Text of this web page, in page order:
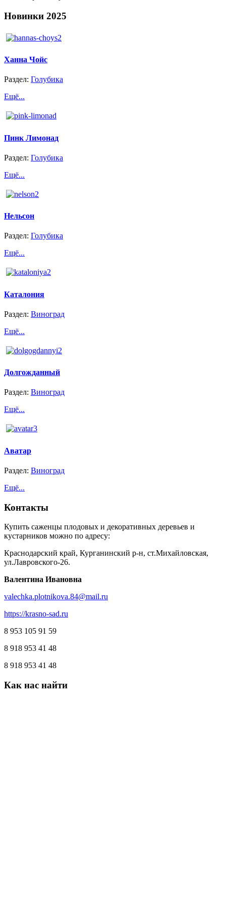
Новинки 2025
Ханна Чойс
Раздел: Голубика
Ещё...
Пинк Лимонад
Раздел: Голубика
Ещё...
Нельсон
Раздел: Голубика
Ещё...
Каталония
Раздел: Виноград
Ещё...
Долгожданный
Раздел: Виноград
Ещё...
Аватар
Раздел: Виноград
Ещё...
Контакты
Купить саженцы плодовых и декоративных деревьев и
кустарников можно по адресу:
Краснодарский край, Курганинский р-н, ст.Михайловская,
ул.Лавровского-26.
Валентина Ивановна
valechka.plotnikova.84@mail.ru
https://krasno-sad.ru
8 953 105 91 59
8 918 953 41 48
8 918 953 41 48
Как нас найти